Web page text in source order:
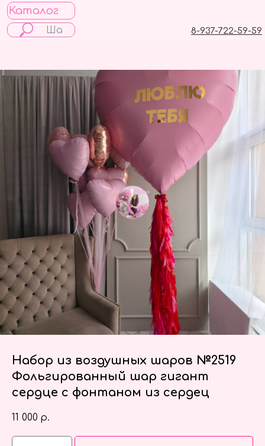
Каталог
8-937-722-59-59
Набор из воздушных шаров №2519
Фольгированный шар гигант
сердце с фонтаном из сердец
11 000 р.